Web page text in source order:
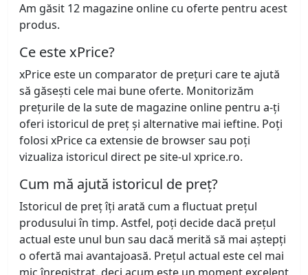
Am găsit 12 magazine online cu oferte pentru acest
produs.
Ce este xPrice?
xPrice este un comparator de prețuri care te ajută
să găsești cele mai bune oferte. Monitorizăm
prețurile de la sute de magazine online pentru a-ți
oferi istoricul de preț și alternative mai ieftine. Poți
folosi xPrice ca extensie de browser sau poți
vizualiza istoricul direct pe site-ul xprice.ro.
Cum mă ajută istoricul de preț?
Istoricul de preț îți arată cum a fluctuat prețul
produsului în timp. Astfel, poți decide dacă prețul
actual este unul bun sau dacă merită să mai aștepți
o ofertă mai avantajoasă. Prețul actual este cel mai